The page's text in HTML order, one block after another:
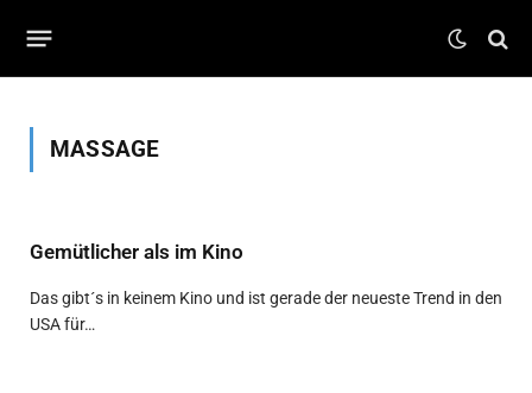
MASSAGE
Gemütlicher als im Kino
Das gibt´s in keinem Kino und ist gerade der neueste Trend in den
USA für…